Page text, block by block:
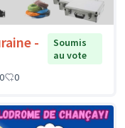
-
Soumis
au vote
0 0